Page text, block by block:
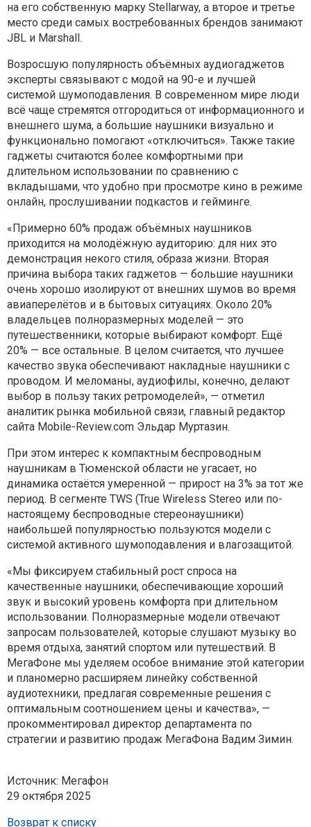
на его собственную марку Stellarway, а второе и третье
место среди самых востребованных брендов занимают
JBL и Marshall.
Возросшую популярность объёмных аудиогаджетов
эксперты связывают с модой на 90-е и лучшей
системой шумоподавления. В современном мире люди
всё чаще стремятся отгородиться от информационного и
внешнего шума, а большие наушники визуально и
функционально помогают «отключиться». Также такие
гаджеты считаются более комфортными при
длительном использовании по сравнению с
вкладышами, что удобно при просмотре кино в режиме
онлайн, прослушивании подкастов и гейминге.
«Примерно 60% продаж объёмных наушников
приходится на молодёжную аудиторию: для них это
демонстрация некого стиля, образа жизни. Вторая
причина выбора таких гаджетов — большие наушники
очень хорошо изолируют от внешних шумов во время
авиаперелётов и в бытовых ситуациях. Около 20%
владельцев полноразмерных моделей — это
путешественники, которые выбирают комфорт. Ещё
20% — все остальные. В целом считается, что лучшее
качество звука обеспечивают накладные наушники с
проводом. И меломаны, аудиофилы, конечно, делают
выбор в пользу таких ретромоделей», — отметил
аналитик рынка мобильной связи, главный редактор
сайта Mobile-Review.com Эльдар Муртазин.
При этом интерес к компактным беспроводным
наушникам в Тюменской области не угасает, но
динамика остаётся умеренной — прирост на 3% за тот же
период. В сегменте TWS (True Wireless Stereo или по-
настоящему беспроводные стереонаушники)
наибольшей популярностью пользуются модели с
системой активного шумоподавления и влагозащитой.
«Мы фиксируем стабильный рост спроса на
качественные наушники, обеспечивающие хороший
звук и высокий уровень комфорта при длительном
использовании. Полноразмерные модели отвечают
запросам пользователей, которые слушают музыку во
время отдыха, занятий спортом или путешествий. В
МегаФоне мы уделяем особое внимание этой категории
и планомерно расширяем линейку собственной
аудиотехники, предлагая современные решения с
оптимальным соотношением цены и качества», —
прокомментировал директор департамента по
стратегии и развитию продаж МегаФона Вадим Зимин.
Источник: Мегафон
29 октября 2025
Возврат к списку